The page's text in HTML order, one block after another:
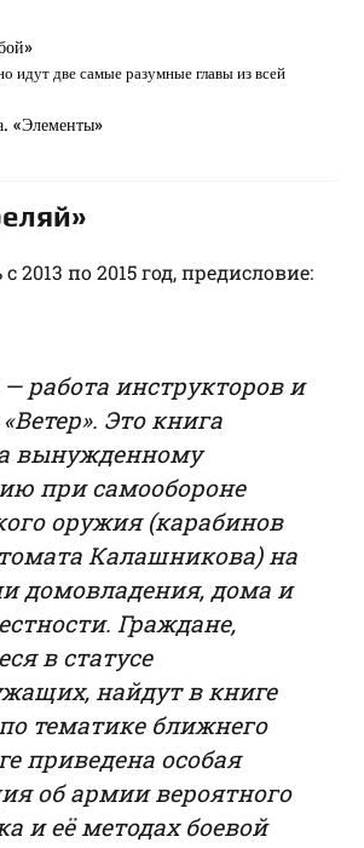
идут две самые разумные главы из всей
«Элементы»
2013 по 2015 год, предисловие:
— работа инструкторов и
Это книга
вынужденному
при самообороне
оружия (карабинов
Калашникова) на
домовладения, дома и
Граждане,
в статусе
найдут в книге
тематике ближнего
приведена особая
об армии вероятного
и её методах боевой